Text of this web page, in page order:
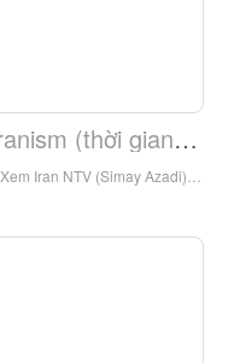
Iranism (thời gian tự do)
Xem Iran NTV (Simay Azadi) Live Online, Iranntv (Simay Azadi) HD Live Streaming, Iranntv (Simay Azadi) Xem TV trực tiếp từ Anh